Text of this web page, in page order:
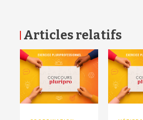
Articles relatifs